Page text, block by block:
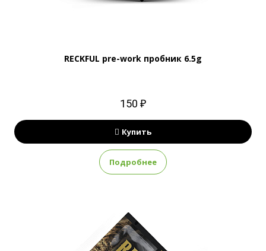
RECKFUL pre-work пробник 6.5g
150 ₽
Купить
Подробнее